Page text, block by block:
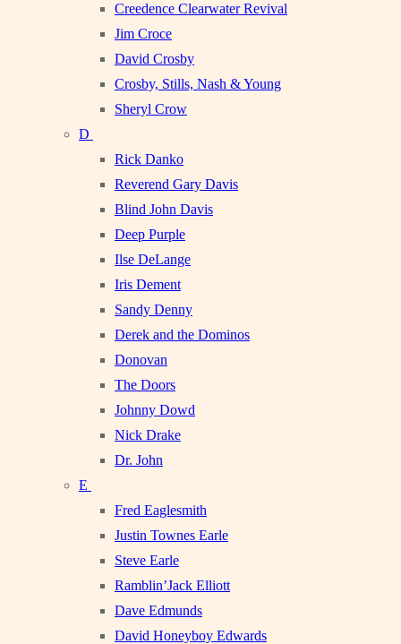
Creedence Clearwater Revival
Jim Croce
David Crosby
Crosby, Stills, Nash & Young
Sheryl Crow
D
Rick Danko
Reverend Gary Davis
Blind John Davis
Deep Purple
Ilse DeLange
Iris Dement
Sandy Denny
Derek and the Dominos
Donovan
The Doors
Johnny Dowd
Nick Drake
Dr. John
E
Fred Eaglesmith
Justin Townes Earle
Steve Earle
Ramblin’Jack Elliott
Dave Edmunds
David Honeyboy Edwards